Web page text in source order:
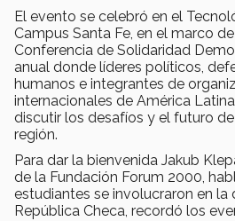
El evento se celebró en el
Campus Santa Fe, en el marco
Conferencia de Solidaridad
anual donde líderes políticos,
humanos e integrantes de
internacionales de América
discutir los desafíos y el futuro
región.
Para dar la bienvenida Jakub
de la Fundación Forum 2000,
estudiantes se involucraron en la
República Checa, recordó los